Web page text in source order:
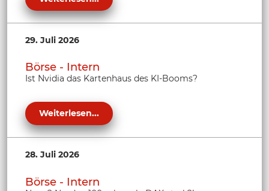
29. Juli 2026
Börse - Intern
Ist Nvidia das Kartenhaus des KI-Booms?
Weiterlesen...
28. Juli 2026
Börse - Intern